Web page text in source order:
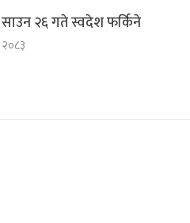
साउन २६ गते स्वदेश फर्किने